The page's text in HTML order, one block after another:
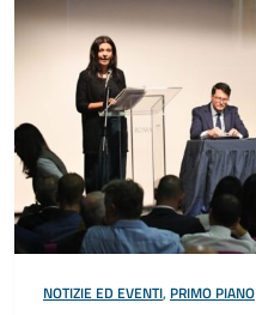
NOTIZIE ED EVENTI, PRIMO PIANO